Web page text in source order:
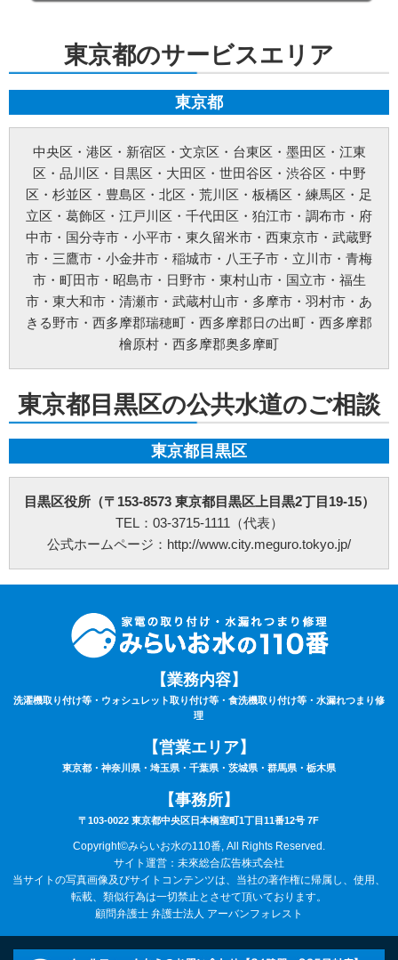
客様の個人情報を厳格に管理し、滅失、き損、漏えいや不正アクセスなどのあらゆる
個人情報に関する法令およびその他の規範の遵守
当社の役員、社員、協働者は、個人情報保護や通信の秘密に関する法令やガイドライ
的に実施されるよう、個人情報保護方針および社内規程類を継続して改善します。
個人情報の取扱いに関する問い合わせおよび相談窓口
当方所定の窓口にて、合理的な範囲で対応いたします。
みらいお水の110番【未來総合広告株式会社】
お問い合わせ方法：
メールフォーム
なく電話番号の開示を行います。(お問い合わせの際、ご注文番号のご提示をお願いい
たします。)
にて通知致します。
ご利用規約
①料金例は基本料金のみです。家電製品の年式や型式、部材や特殊工事が必要な場合
などは別途料金を申し受けます。
②作業にお伺いし、別途部材が必要となる場合は作業日程が変更する可能性がござい
ます。
③ご訪問予約後のご訪問前のキャンセルは、キャンセル料5,500円(税込)を申し受けま
④ご訪問後のキャンセル及びご不在の場合は、キャンセル料5,500円(税込)及び出張費
を申し受けます。
⑤設置補償期間は、設置作業日から30日間となります。期間内の作業不備は無償対応
一、トラブルが発生した場合には、担当作業員が原因究明を行いますが、作業不備に
よるものでなかった場合や取付製品自体の故障の場合などは、点検費用5,500円(税込)
を申し受けます。
います。あらかじめご了承下さい。
⑦ご要望の作業内容や環境によってお下見をさせて頂く場合がございます。下見をさ
せて頂くにあたり下見料として5,500円(税込)を申し受けます。
⑧下見当日に作業が出来ない場合は下見料金5,500円(税込)を申し受けます。また下見
⑩作業時は動作確認を行いますので、ご自宅の電気が通電（コンセントまで電気が届
いている）状態でないと作業はお取り扱いできません。あらかじめご了承下さい。
⑪作業料・技術料・運搬料・処分料などは料金に含まれていません。
⑫9時00分～20時00分以外の出張をご希望の場合は特別出張料がかかります。
⑬作業車の駐車場のご用意が無い場合は、別途駐車料金がかかる場合がございます。
⑭カスタマーハラスメントについて：当社は、サービスに関するお客様からのお問い
合わせやご要望に対して誠意をもって対応するよう心がけております。それと同時
に、日々お客様にサポートを提供している従業員及び関係業者の尊厳と労働環境を守
そのため、お客様のご要望を実現するための手段として、常識の範囲を逸脱する言動
トに該当する行為と判断した場合は、サービスなどの提供をお断りさせていただく場
また、これらの行為が悪質と判断される場合には、警察及び、顧問弁護士に相談のう
え、然るべき対応を取らせていただきます。ご理解とご協力の程、宜しくお願いいた
改訂日:令和8年6月1日
東京都のサービスエリア
東京都
中央区 ・ 港区 ・ 新宿区 ・ 文京区 ・ 台東区 ・ 墨田区 ・ 江東
区 ・ 品川区 ・ 目黒区 ・ 大田区 ・ 世田谷区 ・ 渋谷区 ・ 中野
区 ・ 杉並区 ・ 豊島区 ・ 北区 ・ 荒川区 ・ 板橋区 ・ 練馬区 ・ 足
立区 ・ 葛飾区 ・ 江戸川区 ・ 千代田区 ・ 狛江市 ・ 調布市 ・ 府
中市 ・ 国分寺市 ・ 小平市 ・ 東久留米市 ・ 西東京市 ・ 武蔵野
市 ・ 三鷹市 ・ 小金井市 ・ 稲城市 ・ 八王子市 ・ 立川市 ・ 青梅
市・ 町田市・ 昭島市・ 日野市・ 東村山市・ 国立市・ 福生
市 ・ 東大和市 ・ 清瀬市 ・ 武蔵村山市 ・ 多摩市 ・ 羽村市 ・ あ
きる野市 ・ 西多摩郡瑞穂町 ・ 西多摩郡日の出町 ・ 西多摩郡
檜原村 ・ 西多摩郡奥多摩町
東京都目黒区の公共水道のご相談
東京都目黒区
目黒区役所（〒153-8573 東京都目黒区上目黒2丁目19-15）
TEL：03-3715-1111（代表）
公式ホームページ：http://www.city.meguro.tokyo.jp/
【業務内容】
洗濯機取り付け等・ウォシュレット取り付け等・食洗機取り付け等・水漏れつまり修
理
【営業エリア】
東京都・神奈川県・埼玉県・千葉県・茨城県・群馬県・栃木県
【事務所】
〒103-0022 東京都中央区日本橋室町1丁目11番12号 7F
Copyright©みらいお水の110番, All Rights Reserved.
サイト運営：未來総合広告株式会社
当サイトの写真画像及びサイトコンテンツは、当社の著作権に帰属し、使用、
転載、類似行為は一切禁止とさせて頂いております。
顧問弁護士 弁護士法人 アーバンフォレスト